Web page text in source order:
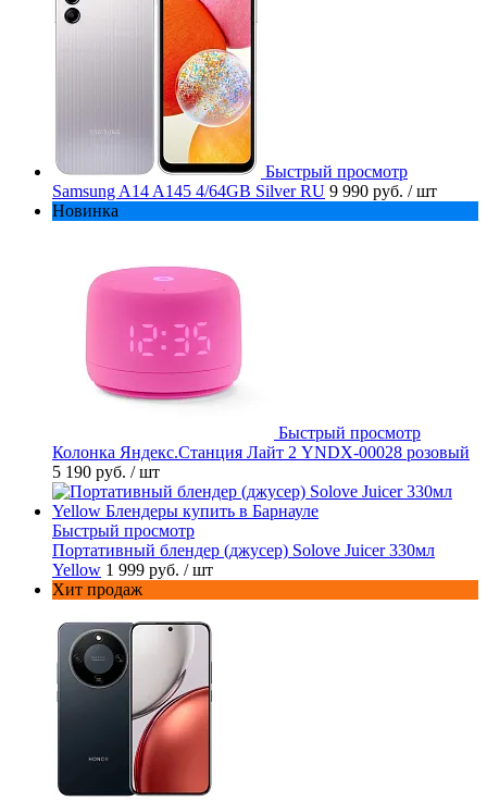
Быстрый просмотр
Samsung A14 A145 4/64GB Silver RU 9 990 руб. / шт
Новинка
Быстрый просмотр
Колонка Яндекс.Станция Лайт 2 YNDX-00028 розовый
5 190 руб. / шт
Быстрый просмотр
Портативный блендер (джусер) Solove Juicer 330мл
Yellow 1 999 руб. / шт
Хит продаж